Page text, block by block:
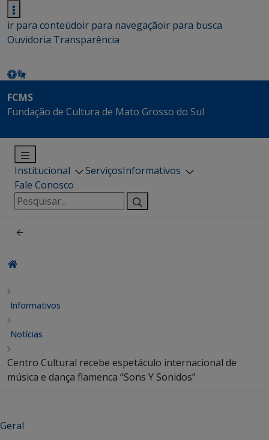
ir para conteúdoir para navegaçãoir para busca
Ouvidoria Transparência
FCMS
Fundação de Cultura de Mato Grosso do Sul
Institucional ServiçosInformativos
Fale Conosco
Pesquisar
por:
Informativos
Notícias
Centro Cultural recebe espetáculo internacional de
música e dança flamenca “Sons Y Sonidos”
Geral